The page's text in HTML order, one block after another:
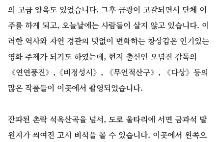
의 고급 양옥도 있었습니다. 그후 금광이 고갈되면서 단체 이
주를 하게 되고, 오늘날에는 사람들이 살지 않고 있습니다. 이
러한 역사와 자연 경관의 덧없이 변화하는 창상감은 인기있는
영화 주제가 되기도 하였는데, 현지 출신인 오념진 감독의
《연연풍진》,《비정성시》, 《무언적산구》, 《다상》등의
많은 작품들이 이곳에서 촬영되었습니다.
잔파된 촌락 석옥산곡을 넘서, 도로 울타리에 서면 금과석 발
원지가 씌여진 고시 비석을 볼 수 있습니다. 이곳에서 왼쪽으